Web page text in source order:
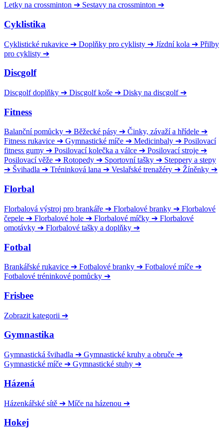
Letky na crossminton ➔ Sestavy na crossminton ➔
Cyklistika
Cyklistické rukavice ➔ Doplňky pro cyklisty ➔ Jízdní kola ➔ Přilby
pro cyklisty ➔
Discgolf
Discgolf doplňky ➔ Discgolf koše ➔ Disky na discgolf ➔
Fitness
Balanční pomůcky ➔ Běžecké pásy ➔ Činky, závaží a hřídele ➔
Fitness rukavice ➔ Gymnastické míče ➔ Medicinbaly ➔ Posilovací
fitness gumy ➔ Posilovací kolečka a válce ➔ Posilovací stroje ➔
Posilovací věže ➔ Rotopedy ➔ Sportovní tašky ➔ Steppery a stepy
➔ Švihadla ➔ Tréninková lana ➔ Veslařské trenažéry ➔ Žíněnky ➔
Florbal
Florbalová výstroj pro brankáře ➔ Florbalové branky ➔ Florbalové
čepele ➔ Florbalové hole ➔ Florbalové míčky ➔ Florbalové
omotávky ➔ Florbalové tašky a doplňky ➔
Fotbal
Brankářské rukavice ➔ Fotbalové branky ➔ Fotbalové míče ➔
Fotbalové tréninkové pomůcky ➔
Frisbee
Zobrazit kategorii ➔
Gymnastika
Gymnastická švihadla ➔ Gymnastické kruhy a obruče ➔
Gymnastické míče ➔ Gymnastické stuhy ➔
Házená
Házenkářské sítě ➔ Míče na házenou ➔
Hokej